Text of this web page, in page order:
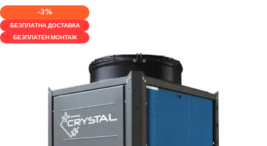
-3%
БЕЗПЛАТНА ДОСТАВКА
БЕЗПЛАТЕН МОНТАЖ